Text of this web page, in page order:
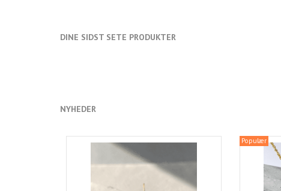
DINE SIDST SETE PRODUKTER
NYHEDER
Populær